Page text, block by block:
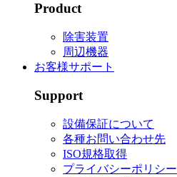
Product
除害装置
周辺機器
お客様サポート
Support
設備保証について
各種お問い合わせ先
ISO規格取得
プライバシーポリシー